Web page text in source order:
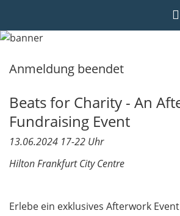
Anmeldung beendet
Beats for Charity - An
Fundraising Event
13.06.2024 17-22 Uhr
Hilton Frankfurt City Centre
Erlebe ein exklusives Afterwork